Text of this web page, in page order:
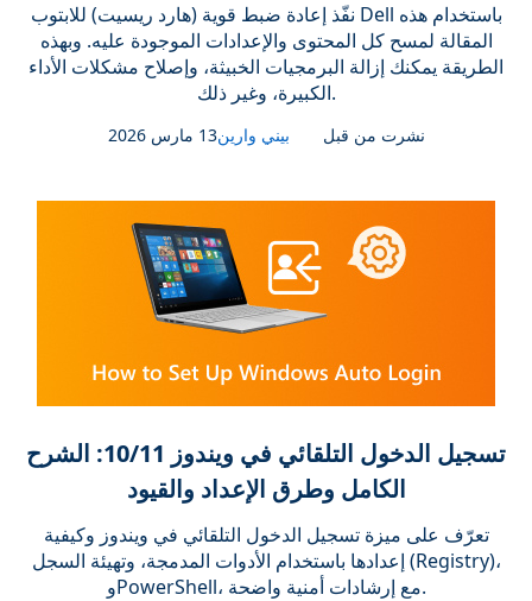
نفّذ إعادة ضبط قوية (هارد ريسيت) للابتوب Dell باستخدام هذه
المقالة لمسح كل المحتوى والإعدادات الموجودة عليه. وبهذه
الطريقة يمكنك إزالة البرمجيات الخبيثة، وإصلاح مشكلات الأداء
الكبيرة، وغير ذلك.
نشرت من قبل بيني وارين13 مارس 2026
تسجيل الدخول التلقائي في ويندوز 10/11: الشرح
الكامل وطرق الإعداد والقيود
تعرّف على ميزة تسجيل الدخول التلقائي في ويندوز وكيفية
إعدادها باستخدام الأدوات المدمجة، وتهيئة السجل (Registry)،
وPowerShell، مع إرشادات أمنية واضحة.